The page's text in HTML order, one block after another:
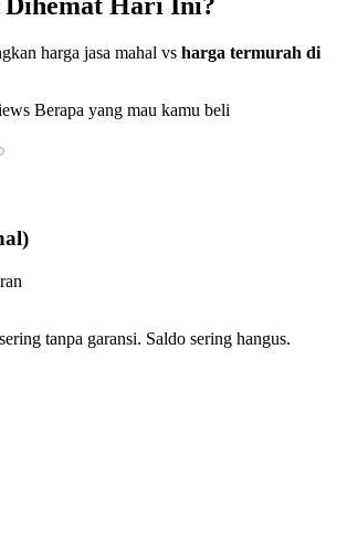
Dihemat Hari Ini?
harga jasa mahal vs harga termurah di
Berapa yang mau kamu beli
tanpa garansi. Saldo sering hangus.